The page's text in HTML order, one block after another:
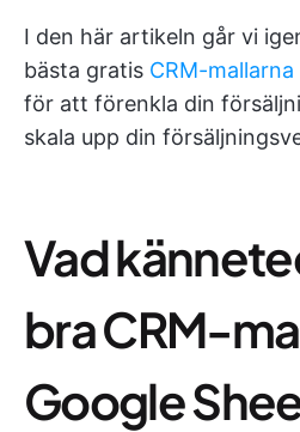
I den här artikeln går vi
bästa gratis CRM-mallarna
för att förenkla din
skala upp din
Vad
bra CRM-
Google